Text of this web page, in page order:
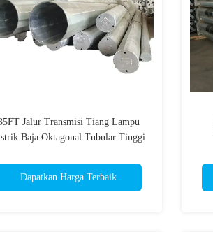
Jalur Transmisi Tiang Lampu
Baja Oktagonal Tubular Tinggi
Dapatkan Harga Terbaik